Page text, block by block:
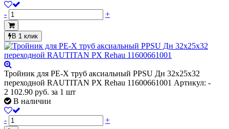
- +
В 1 клик
Тройник для PE-X труб аксиальный PPSU Дн 32х25х32
переходной RAUTITAN PX Rehau 11600661001 Артикул: -
2 102.90 руб. за 1 шт
В наличии
- +